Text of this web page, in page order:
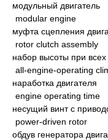
модульный двигатель
modular engine
муфта сцепления
rotor clutch assembly
набор высоты при
all-engine-operating
наработка двигателя
engine operating time
несущий винт с
power-driven rotor
обдув генератора